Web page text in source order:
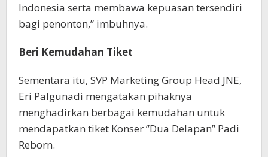
Indonesia serta membawa kepuasan tersendiri
bagi penonton,” imbuhnya.
Beri Kemudahan Tiket
Sementara itu, SVP Marketing Group Head JNE,
Eri Palgunadi mengatakan pihaknya
menghadirkan berbagai kemudahan untuk
mendapatkan tiket Konser ”Dua Delapan” Padi
Reborn.